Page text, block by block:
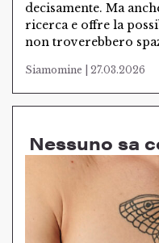
decisamente. Ma
ricerca e offre la
non troverebbero
Siamomine | 27.03.2026
Nessuno sa